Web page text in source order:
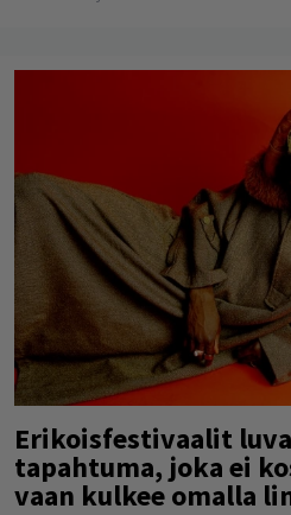
Erikoisfestivaalit
tapahtuma, joka ei
vaan kulkee omalla